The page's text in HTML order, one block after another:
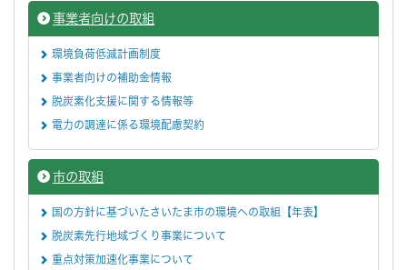
事業者向けの取組
環境負荷低減計画制度
事業者向けの補助金情報
脱炭素化支援に関する情報等
電力の調達に係る環境配慮契約
市の取組
国の方針に基づいたさいたま市の環境への取組【年表】
脱炭素先行地域づくり事業について
重点対策加速化事業について